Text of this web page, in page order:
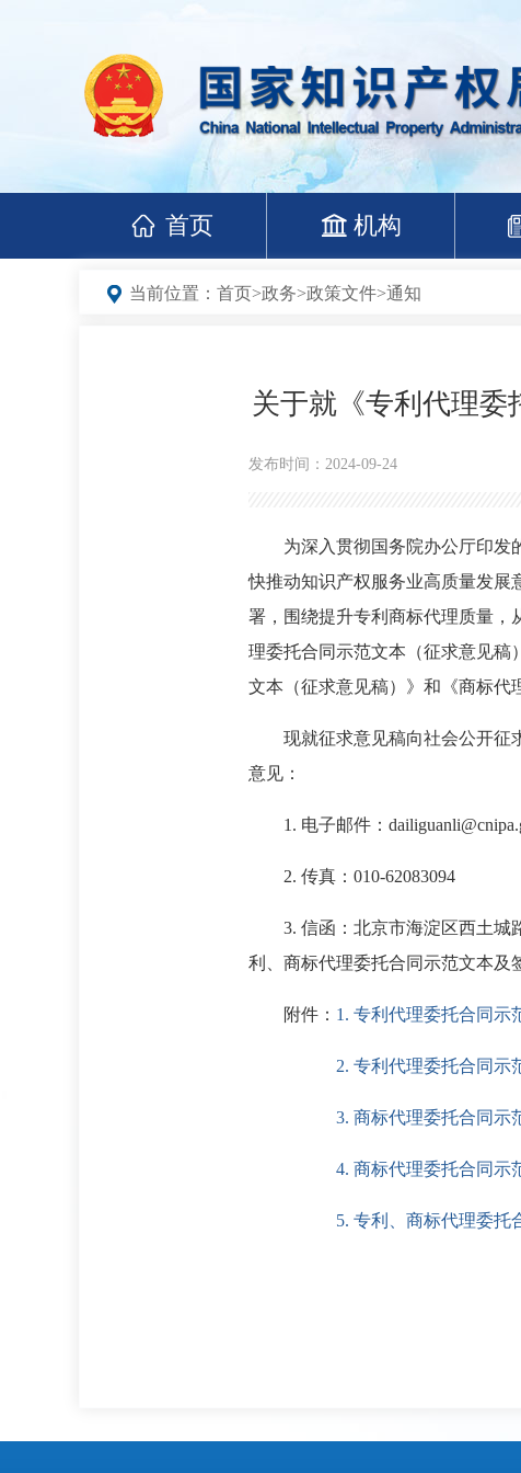
首页 机构
当前位置： 首页>政务>政策文件>通知
关于就《专利代理委
发布时间：2024-09-24
为深入贯彻国务院办公厅印发
快推动知识产权服务业高质量发展
署，围绕提升专利商标代理质量，
理委托合同示范文本（征求意见稿
文本（征求意见稿）》和《商标代
现就征求意见稿向社会公开征
意见：
1. 电子邮件：
2. 传真：010-62083094
3. 信函：北京市海淀区西土城
利、商标代理委托合同示范文本及
附件： 1. 专利代理委托合同示
2. 专利代理委托合同示
3. 商标代理委托合同示
4. 商标代理委托合同示
5. 专利、商标代理委托